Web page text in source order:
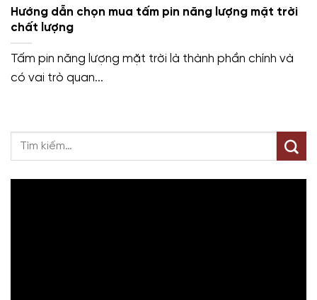
Hướng dẫn chọn mua tấm pin năng lượng mặt trời
chất lượng
Tấm pin năng lượng mặt trời là thành phần chính và
có vai trò quan...